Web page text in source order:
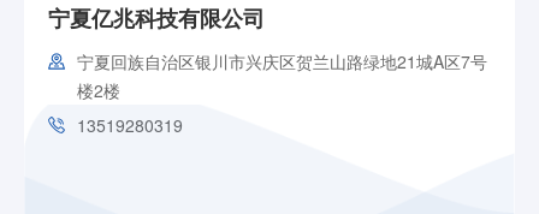
宁夏亿兆科技有限公司
宁夏回族自治区银川市兴庆区贺兰山路绿地21城A区7号
楼2楼
13519280319